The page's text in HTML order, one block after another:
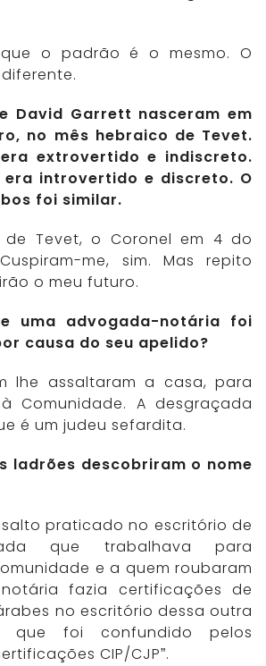
o padrão é o mesmo. O
David Garrett nasceram em
no mês hebraico de Tevet.
extrovertido e indiscreto.
introvertido e discreto. O
foi similar.
de Tevet, o Coronel em 4 do
me, sim. Mas repito
o meu futuro.
uma advogada-notária foi
causa do seu apelido?
lhe assaltaram a casa, para
Comunidade. A desgraçada
é um judeu sefardita.
ladrões descobriram o nome
praticado no escritório de
que trabalhava para
e a quem roubaram
fazia certificações de
no escritório dessa outra
que foi confundido pelos
CIP/CJP”.